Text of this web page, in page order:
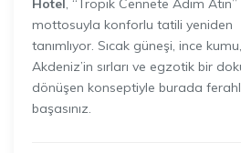
mottosuyla konforlu tatili yeniden
tanımlıyor. Sıcak güneşi, ince kumu,
Akdeniz’in sırları ve egzotik bir
dönüşen konseptiyle burada
başasınız.